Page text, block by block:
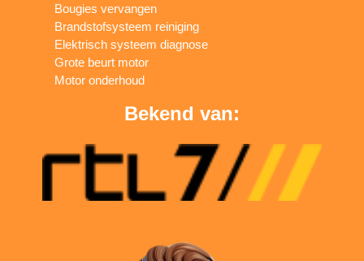
Bougies vervangen
Brandstofsysteem reiniging
Elektrisch systeem diagnose
Grote beurt motor
Motor onderhoud
Bekend van: